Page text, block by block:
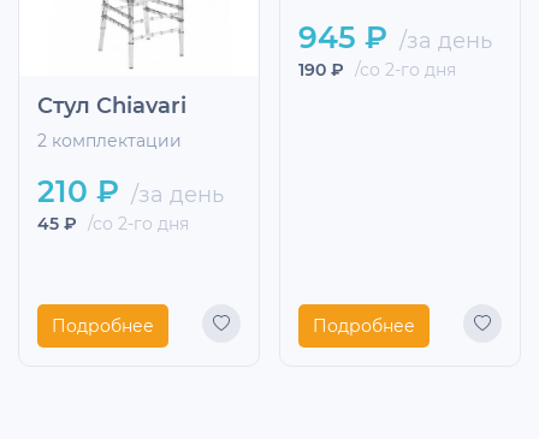
Стул Chiavari
2 комплектации
210 ₽ /за день
45 ₽ /со 2-го дня
Подробнее
945 ₽ /за день
190 ₽ /со 2-го дня
Подробнее